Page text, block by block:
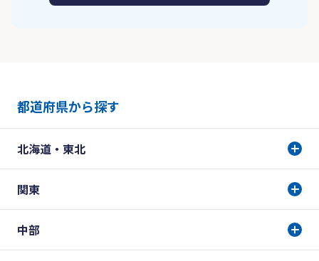
都道府県から探す
北海道・東北
関東
中部